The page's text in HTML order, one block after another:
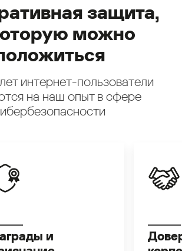
защита,
можно
интернет-пользователи
на наш опыт в сфере
и